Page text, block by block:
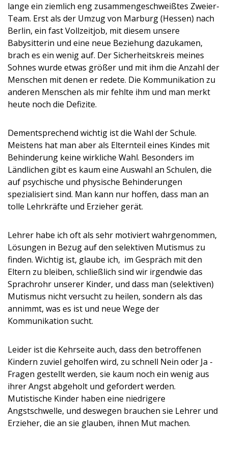
lange ein ziemlich eng zusammengeschweißtes Zweier-
Team. Erst als der Umzug von Marburg (Hessen) nach
Berlin, ein fast Vollzeitjob, mit diesem unsere
Babysitterin und eine neue Beziehung dazukamen,
brach es ein wenig auf. Der Sicherheitskreis meines
Sohnes wurde etwas größer und mit ihm die Anzahl der
Menschen mit denen er redete. Die Kommunikation zu
anderen Menschen als mir fehlte ihm und man merkt
heute noch die Defizite.
Dementsprechend wichtig ist die Wahl der Schule.
Meistens hat man aber als Elternteil eines Kindes mit
Behinderung keine wirkliche Wahl. Besonders im
Ländlichen gibt es kaum eine Auswahl an Schulen, die
auf psychische und physische Behinderungen
spezialisiert sind. Man kann nur hoffen, dass man an
tolle Lehrkräfte und Erzieher gerät.
Lehrer habe ich oft als sehr motiviert wahrgenommen,
Lösungen in Bezug auf den selektiven Mutismus zu
finden. Wichtig ist, glaube ich, im Gespräch mit den
Eltern zu bleiben, schließlich sind wir irgendwie das
Sprachrohr unserer Kinder, und dass man (selektiven)
Mutismus nicht versucht zu heilen, sondern als das
annimmt, was es ist und neue Wege der
Kommunikation sucht.
Leider ist die Kehrseite auch, dass den betroffenen
Kindern zuviel geholfen wird, zu schnell Nein oder Ja -
Fragen gestellt werden, sie kaum noch ein wenig aus
ihrer Angst abgeholt und gefordert werden.
Mutistische Kinder haben eine niedrigere
Angstschwelle, und deswegen brauchen sie Lehrer und
Erzieher, die an sie glauben, ihnen Mut machen.